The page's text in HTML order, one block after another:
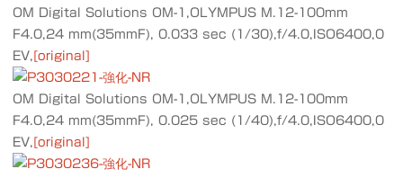
OM Digital Solutions OM-1,OLYMPUS M.12-100mm
F4.0,24 mm(35mmF), 0.033 sec (1/30),f/4.0,ISO6400,0
EV, [original]
OM Digital Solutions OM-1,OLYMPUS M.12-100mm
F4.0,24 mm(35mmF), 0.025 sec (1/40),f/4.0,ISO6400,0
EV, [original]